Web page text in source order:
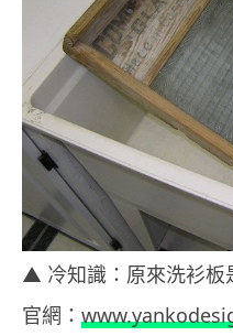
▲ 冷知識：原來洗衫板
官網：